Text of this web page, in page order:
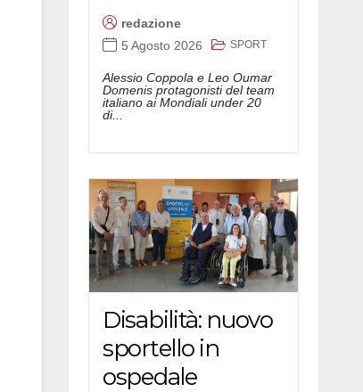
redazione
5 Agosto 2026
SPORT
Alessio Coppola e Leo Oumar
Domenis protagonisti del team
italiano ai Mondiali under 20
di...
Disabilità: nuovo
sportello in
ospedale